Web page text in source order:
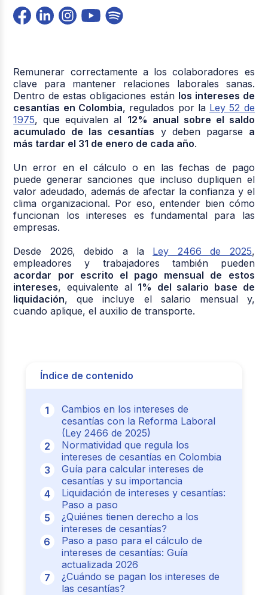
Remunerar correctamente a los colaboradores es
clave para mantener relaciones laborales sanas.
Dentro de estas obligaciones están los intereses de
cesantías en Colombia, regulados por la Ley 52 de
1975, que equivalen al 12% anual sobre el saldo
acumulado de las cesantías y deben pagarse a
más tardar el 31 de enero de cada año.
Un error en el cálculo o en las fechas de pago
puede generar sanciones que incluso dupliquen el
valor adeudado, además de afectar la confianza y el
clima organizacional. Por eso, entender bien cómo
funcionan los intereses es fundamental para las
empresas.
Desde 2026, debido a la Ley 2466 de 2025,
empleadores y trabajadores también pueden
acordar por escrito el pago mensual de estos
intereses, equivalente al 1% del salario base de
liquidación, que incluye el salario mensual y,
cuando aplique, el auxilio de transporte.
Índice de contenido
Cambios en los intereses de
cesantías con la Reforma Laboral
(Ley 2466 de 2025)
Normatividad que regula los
intereses de cesantías en Colombia
Guía para calcular intereses de
cesantías y su importancia
Liquidación de intereses y cesantías:
Paso a paso
¿Quiénes tienen derecho a los
intereses de cesantías?
Paso a paso para el cálculo de
intereses de cesantías: Guía
actualizada 2026
¿Cuándo se pagan los intereses de
las cesantías?